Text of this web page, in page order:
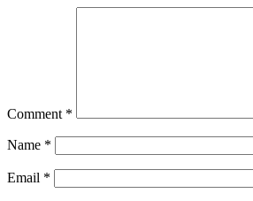
Comment *
Name *
Email *